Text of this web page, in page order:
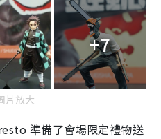
+7
片放大
準備了會場限定禮物送